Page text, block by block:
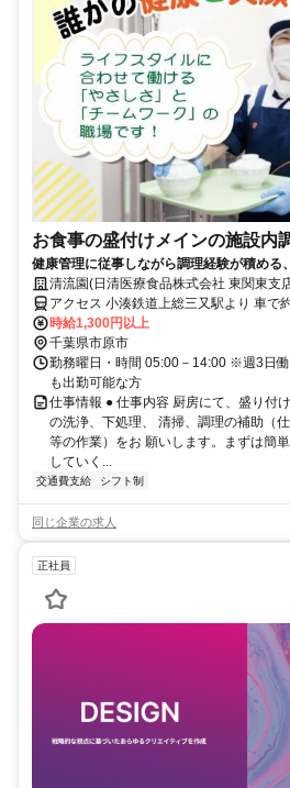
お食事の盛付けメインの施設内
健康管理に従事しながら調理経験が積める
（パート・アルバイト）求人
清流園(日清医療食品株式会社 東関東支
アクセス 小湊鉄道上総三又駅より 車で
時給1,300円以上
千葉県市原市
勤務曜日・時間 05:00－14:00 ※週3日
も出勤可能な方
仕事情報 ● 仕事内容 厨房にて、盛り付
の洗浄、下処理、 清掃、調理の補助（
等の作業）をお 願いします。まずは簡
していく...
交通費支給 シフト制
同じ企業の求人
正社員